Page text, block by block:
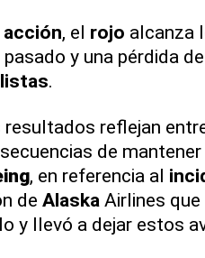
acción, el rojo alcanza
pasado y una pérdida
.
resultados reflejan
de
, en referencia al
de AlaskaAirlines que
y llevó a dejar estos